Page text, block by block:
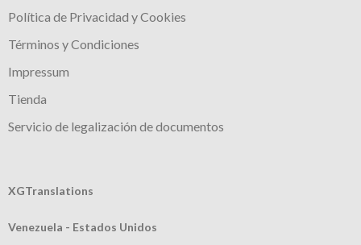
Política de Privacidad y Cookies
Términos y Condiciones
Impressum
Tienda
Servicio de legalización de documentos
XGTranslations
Venezuela - Estados Unidos